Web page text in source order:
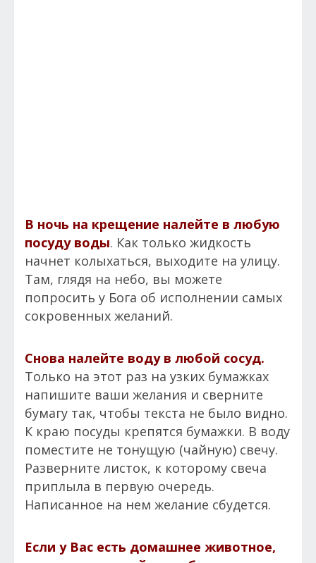
В ночь на крещение налейте в любую
посуду воды. Как только жидкость
начнет колыхаться, выходите на улицу.
Там, глядя на небо, вы можете
попросить у Бога об исполнении самых
сокровенных желаний.
Снова налейте воду в любой сосуд.
Только на этот раз на узких бумажках
напишите ваши желания и сверните
бумагу так, чтобы текста не было видно.
К краю посуды крепятся бумажки. В воду
поместите не тонущую (чайную) свечу.
Разверните листок, к которому свеча
приплыла в первую очередь.
Написанное на нем желание сбудется.
Если у Вас есть домашнее животное,